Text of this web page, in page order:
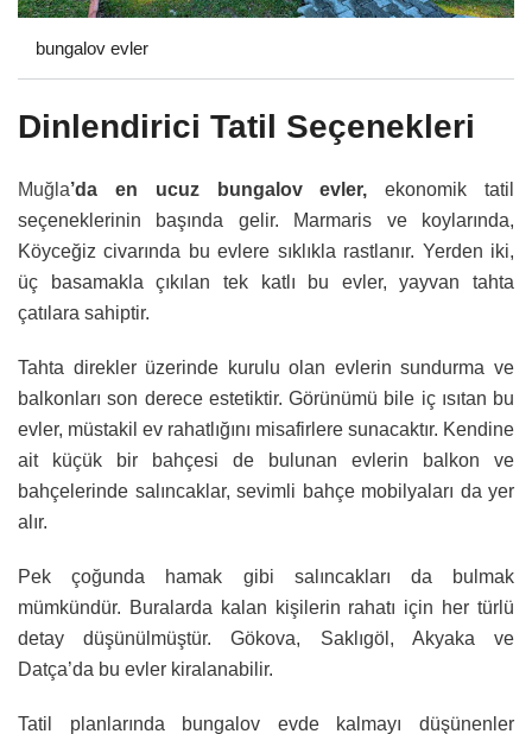
bungalov evler
Dinlendirici Tatil Seçenekleri
Muğla’da en ucuz bungalov evler,ekonomik tatil
seçeneklerinin başında gelir. Marmaris ve koylarında,
Köyceğiz civarında bu evlere sıklıkla rastlanır. Yerden iki,
üç basamakla çıkılan tek katlı bu evler, yayvan tahta
çatılara sahiptir.
Tahta direkler üzerinde kurulu olan evlerin sundurma ve
balkonları son derece estetiktir. Görünümü bile iç ısıtan bu
evler, müstakil ev rahatlığını misafirlere sunacaktır. Kendine
ait küçük bir bahçesi de bulunan evlerin balkon ve
bahçelerinde salıncaklar, sevimli bahçe mobilyaları da yer
alır.
Pek çoğunda hamak gibi salıncakları da bulmak
mümkündür. Buralarda kalan kişilerin rahatı için her türlü
detay düşünülmüştür. Gökova, Saklıgöl, Akyaka ve
Datça’da bu evler kiralanabilir.
Tatil planlarında bungalov evde kalmayı düşünenler